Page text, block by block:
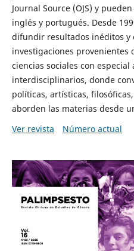
Journal Source (OJS) y
inglés y portugués. Desde
difundir resultados inéditos y
investigaciones provenientes
ciencias sociales con
interdisciplinarios, donde
políticas, artísticas,
aborden las materias desde
Ver revista
Número actual